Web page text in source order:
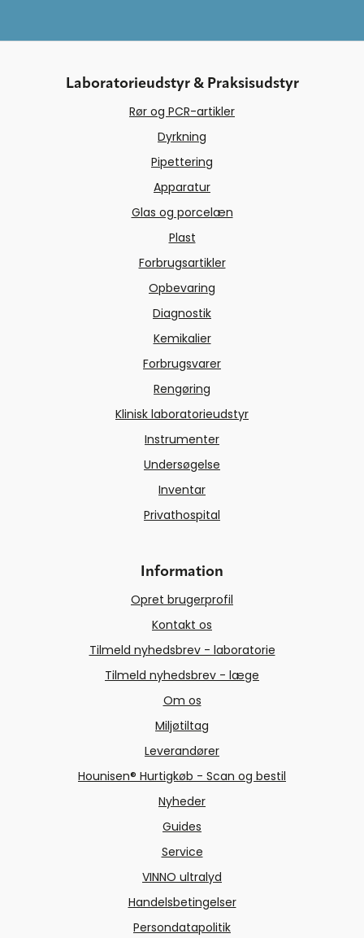
Laboratorieudstyr & Praksisudstyr
Rør og PCR-artikler
Dyrkning
Pipettering
Apparatur
Glas og porcelæn
Plast
Forbrugsartikler
Opbevaring
Diagnostik
Kemikalier
Forbrugsvarer
Rengøring
Klinisk laboratorieudstyr
Instrumenter
Undersøgelse
Inventar
Privathospital
Information
Opret brugerprofil
Kontakt os
Tilmeld nyhedsbrev - laboratorie
Tilmeld nyhedsbrev - læge
Om os
Miljøtiltag
Leverandører
Hounisen® Hurtigkøb - Scan og bestil
Nyheder
Guides
Service
VINNO ultralyd
Handelsbetingelser
Persondatapolitik